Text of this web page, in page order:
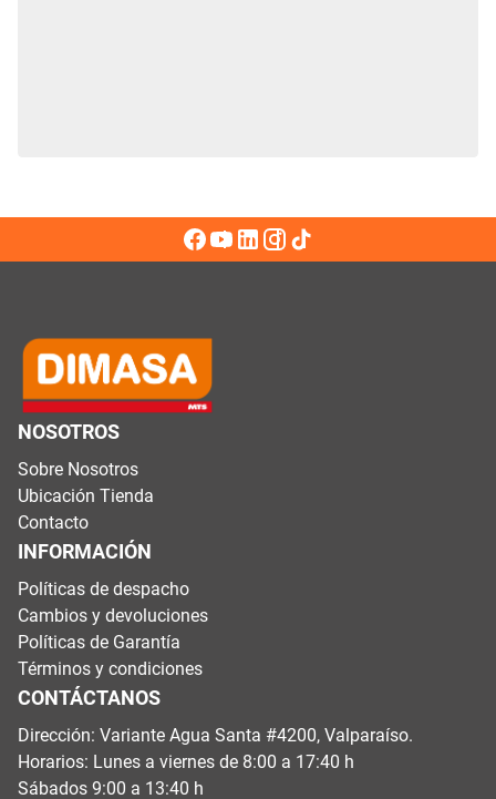
NOSOTROS
Sobre Nosotros
Ubicación Tienda
Contacto
INFORMACIÓN
Políticas de despacho
Cambios y devoluciones
Políticas de Garantía
Términos y condiciones
CONTÁCTANOS
Dirección: Variante Agua Santa #4200, Valparaíso.
Horarios: Lunes a viernes de 8:00 a 17:40 h
Sábados 9:00 a 13:40 h